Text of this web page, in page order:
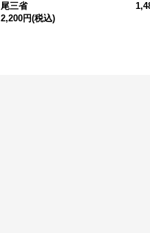
尾三省
2,200円(税込)